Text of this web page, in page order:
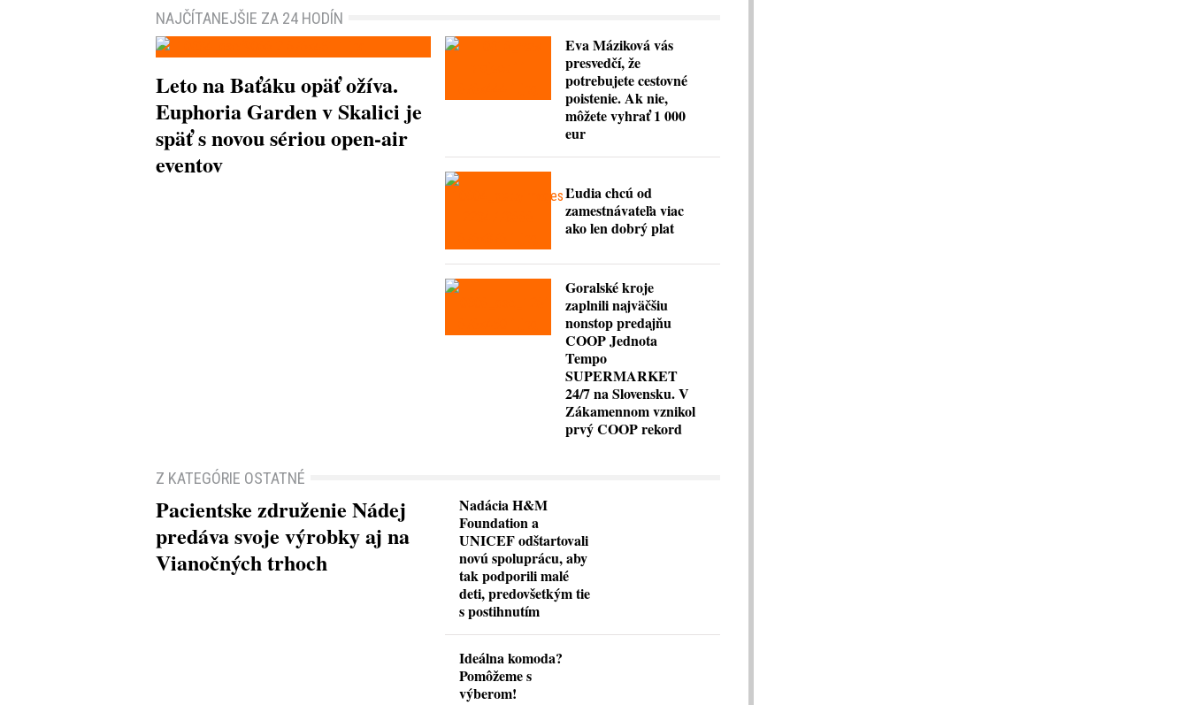
NAJČÍTANEJŠIE ZA 24 HODÍN
Leto na Baťáku opäť ožíva.
Euphoria Garden v Skalici je
späť s novou sériou open-air
eventov
Eva Máziková vás
presvedčí, že
potrebujete cestovné
poistenie. Ak nie,
môžete vyhrať 1 000
eur
Ľudia chcú od
zamestnávateľa viac
ako len dobrý plat
Goralské kroje
zaplnili najväčšiu
nonstop predajňu
COOP Jednota
Tempo
SUPERMARKET
24/7 na Slovensku. V
Zákamennom vznikol
prvý COOP rekord
Z KATEGÓRIE OSTATNÉ
Pacientske združenie Nádej
predáva svoje výrobky aj na
Vianočných trhoch
Nadácia H&M
Foundation a
UNICEF odštartovali
novú spoluprácu, aby
tak podporili malé
deti, predovšetkým tie
s postihnutím
Ideálna komoda?
Pomôžeme s
výberom!